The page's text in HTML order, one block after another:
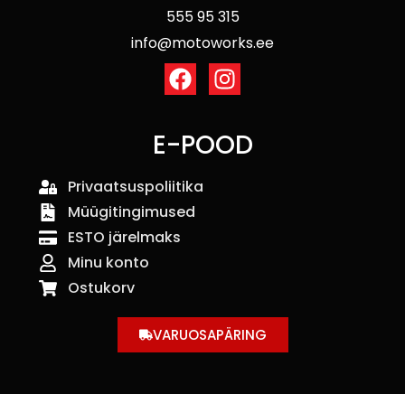
555 95 315
info@motoworks.ee
E-POOD
Privaatsuspoliitika
Müügitingimused
ESTO järelmaks
Minu konto
Ostukorv
VARUOSAPÄRING